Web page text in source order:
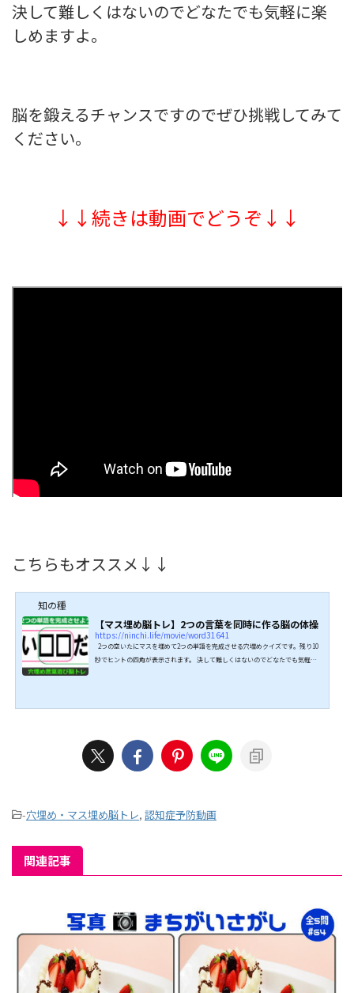
決して難しくはないのでどなたでも気軽に楽
しめますよ。
脳を鍛えるチャンスですのでぜひ挑戦してみて
ください。
↓↓続きは動画でどうぞ↓↓
こちらもオススメ↓↓
知の種
【マス埋め脳トレ】2つの言葉を同時に作る脳の体操
https://ninchi.life/movie/word31641
2つの空いたにマスを埋めて2つの単語を完成させる穴埋めクイズです。残り10
秒でヒントの四角が表示されます。 決して難しくはないのでどなたでも気軽に
-穴埋め・マス埋め脳トレ, 認知症予防動画
関連記事